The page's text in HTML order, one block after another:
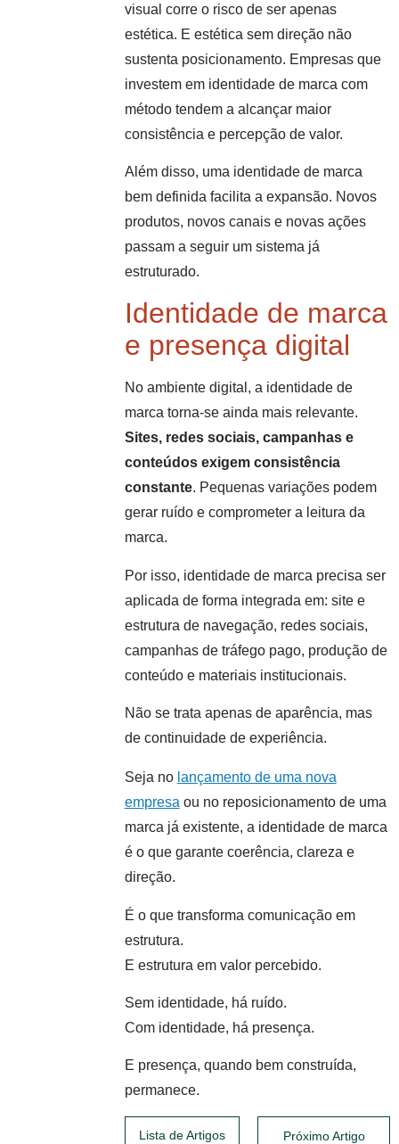
visual corre o risco de ser apenas
estética. E estética sem direção não
sustenta posicionamento. Empresas que
investem em identidade de marca com
método tendem a alcançar maior
consistência e percepção de valor.
Além disso, uma identidade de marca
bem definida facilita a expansão. Novos
produtos, novos canais e novas ações
passam a seguir um sistema já
estruturado.
Identidade de marca
e presença digital
No ambiente digital, a identidade de
marca torna-se ainda mais relevante.
Sites, redes sociais, campanhas e
conteúdos exigem consistência
constante. Pequenas variações podem
gerar ruído e comprometer a leitura da
marca.
Por isso, identidade de marca precisa ser
aplicada de forma integrada em: site e
estrutura de navegação, redes sociais,
campanhas de tráfego pago, produção de
conteúdo e materiais institucionais.
Não se trata apenas de aparência, mas
de continuidade de experiência.
Seja no lançamento de uma nova
empresa ou no reposicionamento de uma
marca já existente, a identidade de marca
é o que garante coerência, clareza e
direção.
É o que transforma comunicação em
estrutura.
E estrutura em valor percebido.
Sem identidade, há ruído.
Com identidade, há presença.
E presença, quando bem construída,
permanece.
Lista de Artigos Próximo Artigo